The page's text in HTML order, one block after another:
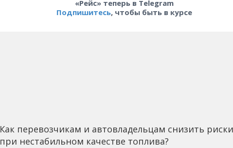
«Рейс» теперь в Telegram
Подпишитесь, чтобы быть в курсе
Как перевозчикам и автовладельцам снизить риски
при нестабильном качестве топлива?